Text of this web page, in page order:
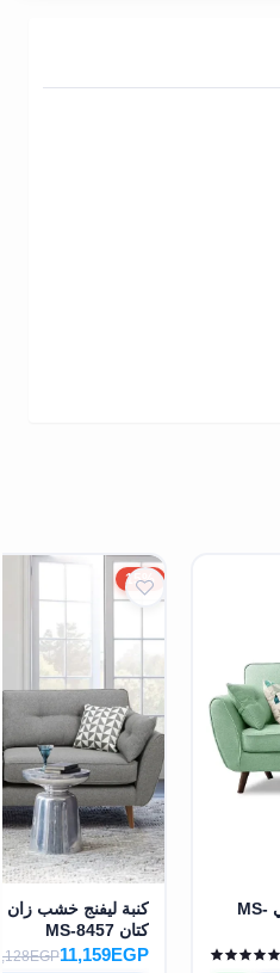
كنبة ليفنج خشب زان أحمر طبيعي MS-
15%
كنبة ليفنج خشب
كتان MS-8457
11,159EGP